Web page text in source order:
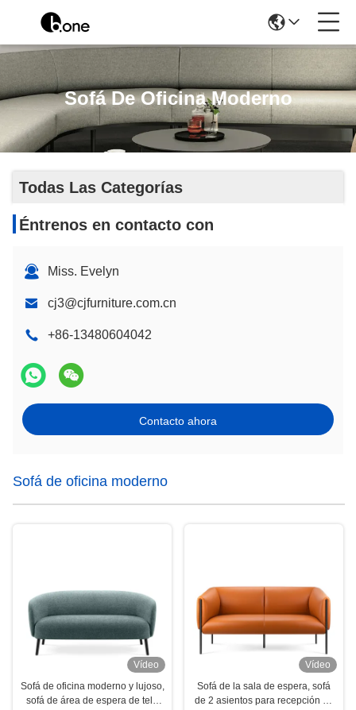
Sofá De Oficina Moderno
Todas Las Categorías
Éntrenos en contacto con
Miss. Evelyn
cj3@cjfurniture.com.cn
+86-13480604042
Contacto ahora
Sofá de oficina moderno
Vídeo
Sofá de oficina moderno y lujoso,
sofá de área de espera de tela
Vídeo
Sofá de la sala de espera, sofá
de 2 asientos para recepción de